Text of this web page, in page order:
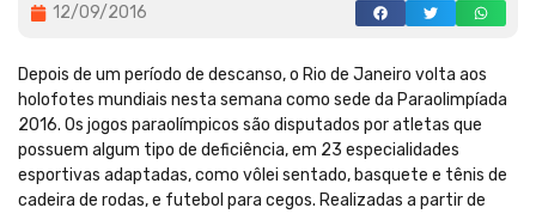
12/09/2016
Depois de um período de descanso, o Rio de Janeiro volta aos
holofotes mundiais nesta semana como sede da Paraolimpíada
2016. Os jogos paraolímpicos são disputados por atletas que
possuem algum tipo de deficiência, em 23 especialidades
esportivas adaptadas, como vôlei sentado, basquete e tênis de
cadeira de rodas, e futebol para cegos. Realizadas a partir de